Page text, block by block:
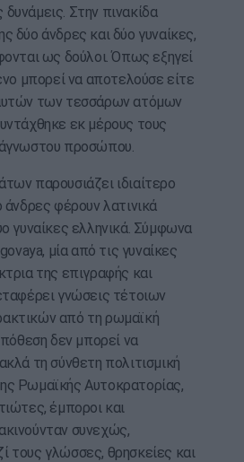
Στην πινακίδα
δύο άνδρες και δύο γυναίκες,
ως δούλοι. Όπως εξηγεί
μπορεί να αποτελούσε είτε
των τεσσάρων ατόμων
εκ μέρους τους
άγνωστου προσώπου.
παρουσιάζει ιδιαίτερο
άνδρες φέρουν λατινικά
γυναίκες ελληνικά. Σύμφωνα
μία από τις γυναίκες
της επιγραφής και
γνώσεις τέτοιων
από τη ρωμαϊκή
δεν μπορεί να
τη σύνθετη πολιτισμική
Ρωμαϊκής Αυτοκρατορίας,
έμποροι και
συνεχώς,
τους γλώσσες, θρησκείες και